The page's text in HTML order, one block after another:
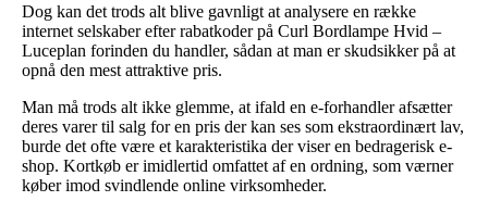
Dog kan det trods alt blive gavnligt at analysere en række
internet selskaber efter rabatkoder på Curl Bordlampe Hvid –
Luceplan forinden du handler, sådan at man er skudsikker på at
opnå den mest attraktive pris.
Man må trods alt ikke glemme, at ifald en e-forhandler afsætter
deres varer til salg for en pris der kan ses som ekstraordinært lav,
burde det ofte være et karakteristika der viser en bedragerisk e-
shop. Kortkøb er imidlertid omfattet af en ordning, som værner
køber imod svindlende online virksomheder.